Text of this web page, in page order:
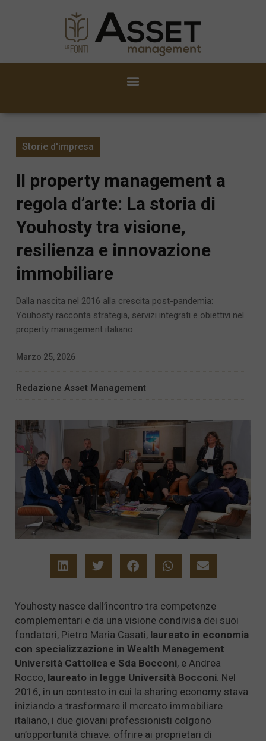
Storie d'impresa
Il property management a
regola d’arte: La storia di
Youhosty tra visione,
resilienza e innovazione
immobiliare
Dalla nascita nel 2016 alla crescita post-pandemia:
Youhosty racconta strategia, servizi integrati e obiettivi nel
property management italiano
Marzo 25, 2026
Redazione Asset Management
Youhosty nasce dall’incontro tra competenze
complementari e da una visione condivisa dei suoi
fondatori, Pietro Maria Casati, laureato in economia
con specializzazione in Wealth Management
Università Cattolica e Sda Bocconi, e Andrea
Rocco, laureato in legge Università Bocconi . Nel
2016, in un contesto in cui la sharing economy stava
iniziando a trasformare il mercato immobiliare
italiano, i due giovani professionisti colgono
un’opportunità chiave: offrire ai proprietari di